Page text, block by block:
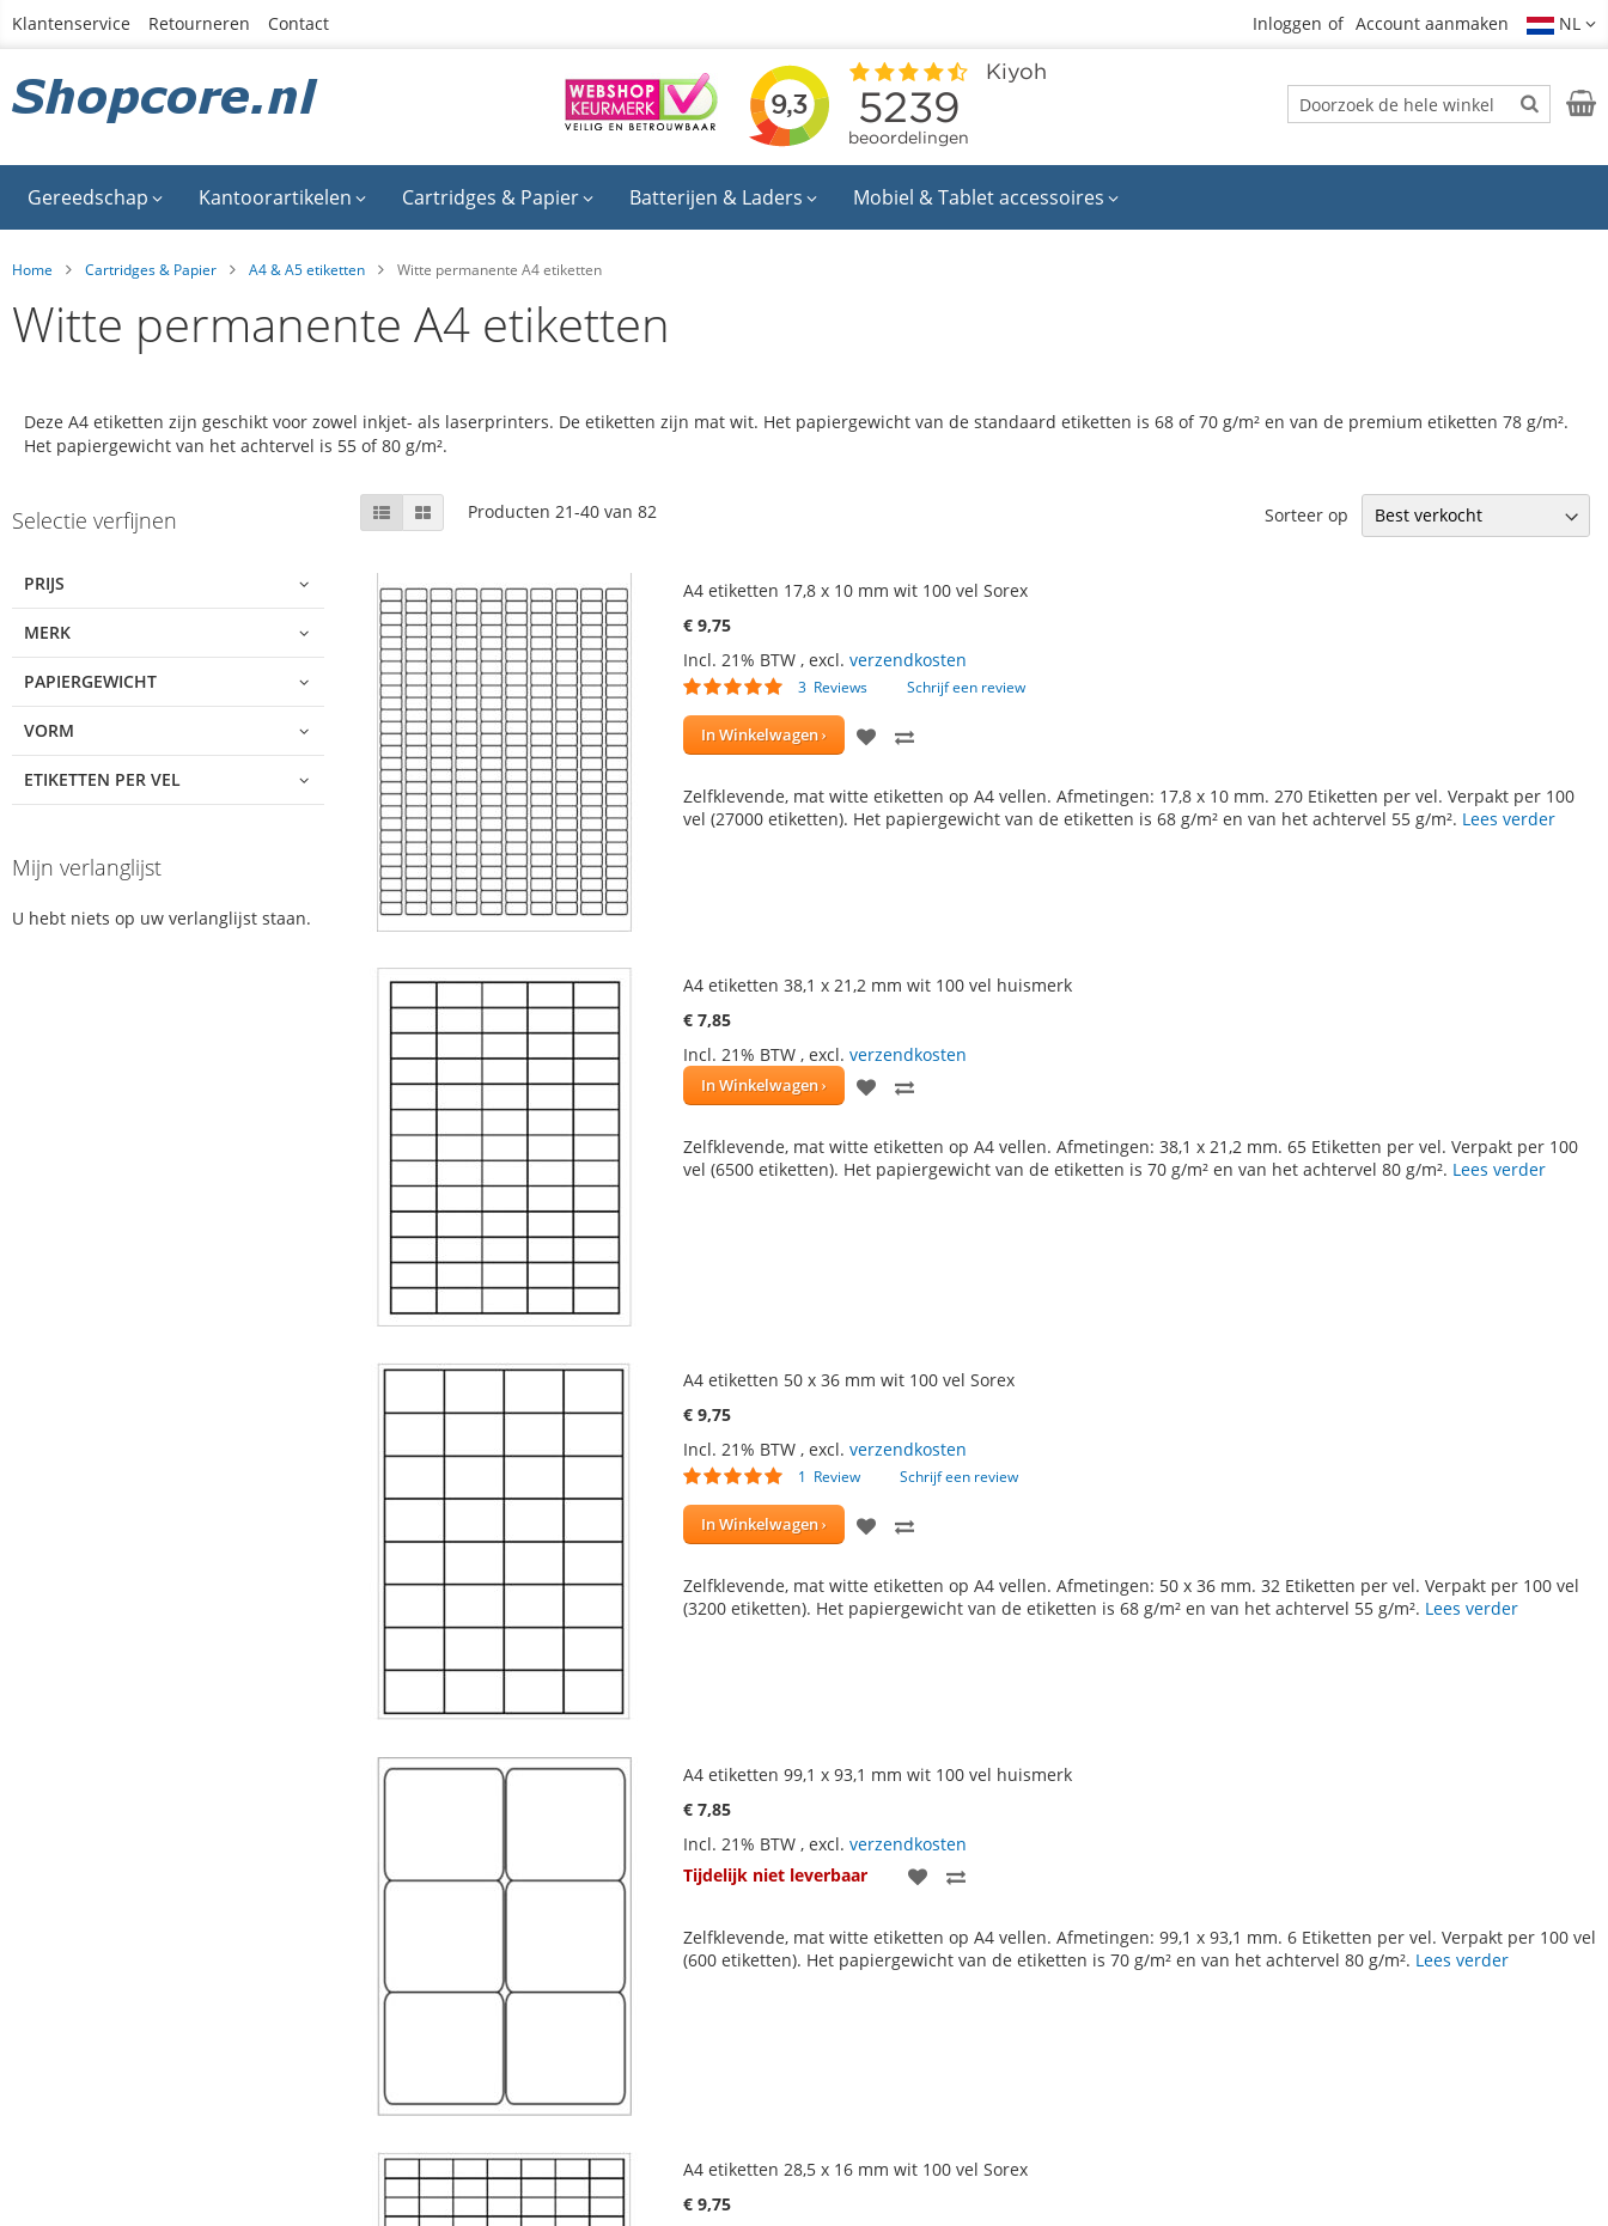
Ga
inhoud
Klantenservice Retourneren Contact Inloggen Account aanmaken NL
Zoek
Zoek
Gereedschap Kantoorartikelen Cartridges & Papier Batterijen & Laders Mobiel & Tablet accessoires
Home Cartridges & Papier A4 & A5 etiketten Witte permanente A4 etiketten
Witte permanente A4 etiketten
Deze A4 etiketten zijn geschikt voor zowel inkjet- als laserprinters. De etiketten zijn mat wit. Het papiergewicht van de standaard etiketten is 68 of 70 g/m² en van de premium etiketten 78 g/m².
Het papiergewicht van het achtervel is 55 of 80 g/m².
to
list
Selectie verfijnen
PRIJS
MERK
PAPIERGEWICHT
VORM
ETIKETTEN PER VEL
Tonen
als
Lijst Foto-
tabel
Producten 21-40van 82 Sorteer op
A4 etiketten 17,8 x 10 mm wit 100 vel Sorex
€ 9,75
Incl. 21% BTW , excl. verzendkosten
Waardering:
3 Reviews Schrijf een review
In Winkelwagen
VOEG
AANTE
Zelfklevende, mat witte etiketten op A4 vellen. Afmetingen: 17,8 x 10 mm. 270 Etiketten per vel. Verpakt per 100
vel (27000 etiketten). Het papiergewicht van de etiketten is 68 g/m² en van het achtervel 55 g/m². Lees verder
A4 etiketten 38,1 x 21,2 mm wit 100 vel huismerk
€ 7,85
Incl. 21% BTW , excl. verzendkosten
In Winkelwagen
VOEG
AANTE
Zelfklevende, mat witte etiketten op A4 vellen. Afmetingen: 38,1 x 21,2 mm. 65 Etiketten per vel. Verpakt per 100
vel (6500 etiketten). Het papiergewicht van de etiketten is 70 g/m² en van het achtervel 80 g/m². Lees verder
A4 etiketten 50 x 36 mm wit 100 vel Sorex
€ 9,75
Incl. 21% BTW , excl. verzendkosten
Waardering:
1 Review Schrijf een review
In Winkelwagen
VOEG
AANTE
Zelfklevende, mat witte etiketten op A4 vellen. Afmetingen: 50 x 36 mm. 32 Etiketten per vel. Verpakt per 100 vel
(3200 etiketten). Het papiergewicht van de etiketten is 68 g/m² en van het achtervel 55 g/m². Lees verder
A4 etiketten 99,1 x 93,1 mm wit 100 vel huismerk
€ 7,85
Incl. 21% BTW , excl. verzendkosten
Tijdelijk niet leverbaar
VOEG
AANTE
Zelfklevende, mat witte etiketten op A4 vellen. Afmetingen: 99,1 x 93,1 mm. 6 Etiketten per vel. Verpakt per 100 vel
(600 etiketten). Het papiergewicht van de etiketten is 70 g/m² en van het achtervel 80 g/m². Lees verder
A4 etiketten 28,5 x 16 mm wit 100 vel Sorex
€ 9,75
Mijn verlanglijst
U hebt niets op uw verlanglijst staan.